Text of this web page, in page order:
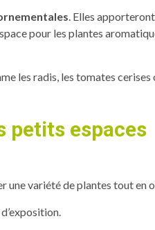
. Elles
pour les plantes
les radis, les tomates
petits espaces
une variété de plantes tout en